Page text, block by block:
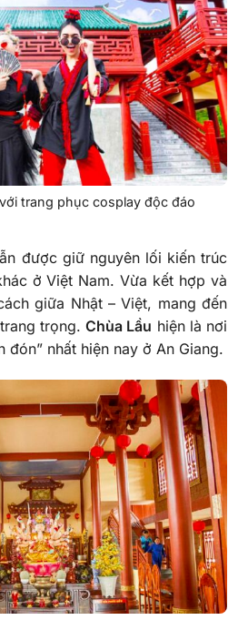
trang phục cosplay độc đáo
được giữ nguyên lối kiến trúc
ở Việt Nam. Vừa kết hợp và
giữa Nhật – Việt, mang đến
trọng.Chùa Lầu hiện là nơi
đón” nhất hiện nay ở An Giang.